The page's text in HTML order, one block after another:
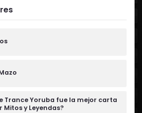
Trance Yoruba fue la mejor carta
Mitos y Leyendas?